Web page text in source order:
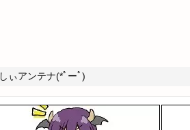
しぃアンテナ(*ﾟーﾟ)